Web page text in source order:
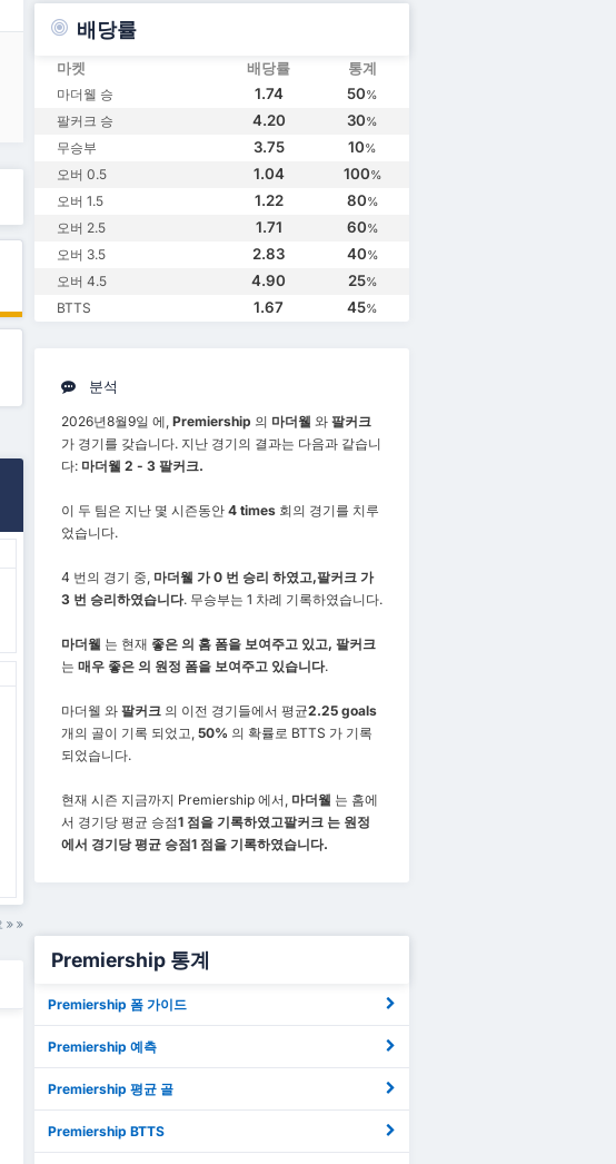
배당률
마켓 배당률 통계
마더웰 승 1.74 50%
팔커크 승 4.20 30%
무승부 3.75 10%
오버 0.5 1.04 100%
오버 1.5 1.22 80%
오버 2.5 1.71 60%
오버 3.5 2.83 40%
오버 4.5 4.90 25%
BTTS 1.67 45%
분석
2026년8월9일 에, Premiership 의 마더웰 와 팔커크
가 경기를 갖습니다. 지난 경기의 결과는 다음과 같습니
다: 마더웰 2 - 3 팔커크.
이 두 팀은 지난 몇 시즌동안 4 times회의 경기를 치루
었습니다.
4 번의 경기 중, 마더웰 가 0 번 승리 하였고,팔커크 가
3 번 승리하였습니다. 무승부는 1 차례 기록하였습니다.
마더웰 는 현재 좋은 의 홈 폼을 보여주고 있고, 팔커크
는 매우 좋은 의 원정 폼을 보여주고 있습니다.
마더웰 와 팔커크의 이전 경기들에서 평균2.25 goals
개의 골이 기록 되었고, 50% 의 확률로 BTTS 가 기록
되었습니다.
현재 시즌 지금까지 Premiership 에서, 마더웰 는 홈에
서 경기당 평균 승점1 점을 기록하였고팔커크 는 원정
에서 경기당 평균 승점1 점을 기록하였습니다.
Premiership 통계
Premiership 폼 가이드
Premiership 예측
Premiership 평균 골
Premiership BTTS